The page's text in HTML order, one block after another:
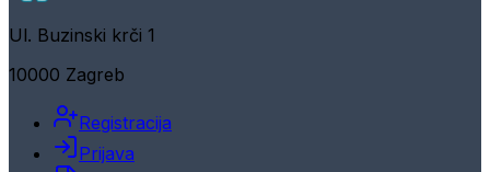
Ul. Buzinski krči 1
10000 Zagreb
Registracija
Prijava